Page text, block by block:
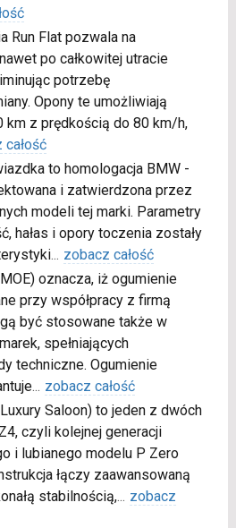
Run Flat pozwala na
po całkowitej utracie
potrzebę
Opony te umożliwiają
km z prędkością do 80 km/h,
całość
to homologacja BMW -
i zatwierdzona przez
modeli tej marki. Parametry
hałas i opory toczenia zostały
... zobacz całość
oznacza, iż ogumienie
przy współpracy z firmą
być stosowane także w
spełniających
techniczne. Ogumienie
... zobacz całość
Luxury Saloon) to jeden z dwóch
czyli kolejnej generacji
i lubianego modelu P Zero
łączy zaawansowaną
stabilnością,... zobacz